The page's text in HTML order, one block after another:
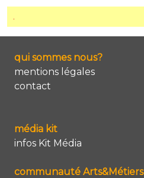
.
qui sommes nous?
mentions légales
contact
média kit
infos Kit Média
communauté Arts&Métiers